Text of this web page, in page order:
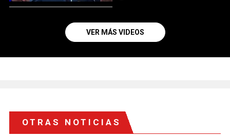
VER MÁS VIDEOS
OTRAS NOTICIAS